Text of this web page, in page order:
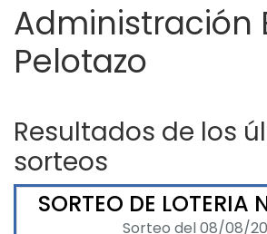
Administración
Pelotazo
Resultados de los
sorteos
SORTEO DE LOTERIA
Sorteo del 08/08/